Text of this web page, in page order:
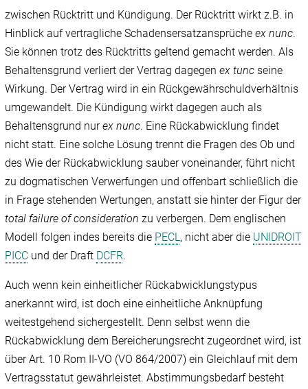
zwischen Rücktritt und Kündigung. Der Rücktritt wirkt z.B. in
Hinblick auf vertragliche Schadensersatzansprücheex nunc.
Sie können trotz des Rücktritts geltend gemacht werden. Als
Behaltensgrund verliert der Vertrag dagegenex tunc seine
Wirkung. Der Vertrag wird in ein Rückgewährschuldverhältnis
umgewandelt. Die Kündigung wirkt dagegen auch als
Behaltensgrund nurex nunc. Eine Rückabwicklung findet
nicht statt. Eine solche Lösung trennt die Fragen des Ob und
des Wie der Rückabwicklung sauber voneinander, führt nicht
zu dogmatischen Verwerfungen und offenbart schließlich die
in Frage stehenden Wertungen, anstatt sie hinter der Figur der
total failure of consideration zu verbergen. Dem englischen
Modell folgen indes bereits die PECL, nicht aber die UNIDROIT
PICC und der Draft DCFR.
Auch wenn kein einheitlicher Rückabwicklungstypus
anerkannt wird, ist doch eine einheitliche Anknüpfung
weitestgehend sichergestellt. Denn selbst wenn die
Rückabwicklung dem Bereicherungsrecht zugeordnet wird, ist
über Art. 10 Rom II-VO (VO 864/‌2007) ein Gleichlauf mit dem
Vertragsstatut gewährleistet. Abstimmungsbedarf besteht